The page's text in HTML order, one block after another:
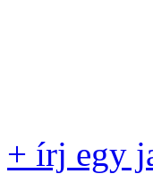
+ írj egy